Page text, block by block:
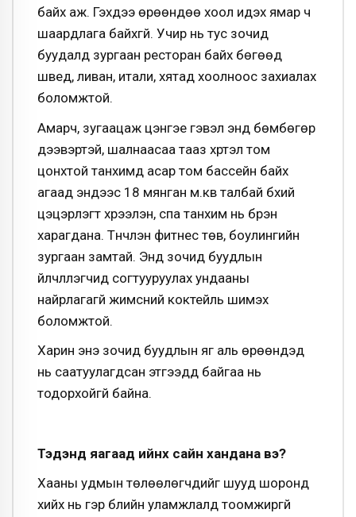
байх аж. Гэхдээ өрөөндөө хоол идэх ямар ч
шаардлага байхгүй. Учир нь тус зочид
буудалд зургаан ресторан байх бөгөөд
швед, ливан, итали, хятад хоолноос захиалах
боломжтой.
Амарч, зугаацаж цэнгэе гэвэл энд бөмбөгөр
дээвэртэй, шалнаасаа тааз хүртэл том
цонхтой танхимд асар том бассейн байх
агаад эндээс 18 мянган м.кв талбай бүхий
цэцэрлэгт хүрээлэн, спа танхим нь бүрэн
харагдана. Түүнчлэн фитнес төв, боулингийн
зургаан замтай. Энд зочид буудлын
үйлчлүүлэгчид согтууруулах ундааны
найрлагагүй жимсний коктейль шимэх
боломжтой.
Харин энэ зочид буудлын яг аль өрөөнүүдэд
нь саатуулагдсан этгээдүүд байгаа нь
тодорхойгүй байна.
Тэдэнд яагаад ийнхүү сайн хандана вэ?
Хааны удмын төлөөлөгчдийг шууд шоронд
хийх нь гэр бүлийн уламжлалд тоомжиргүй